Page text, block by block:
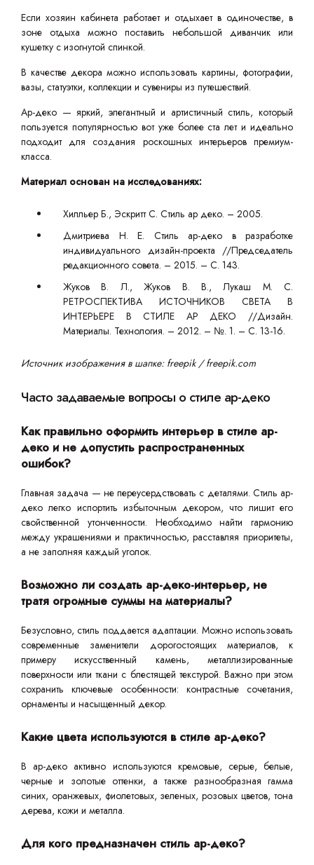
Если хозяин кабинета работает и отдыхает в одиночестве, в
зоне отдыха можно поставить небольшой диванчик или
кушетку с изогнутой спинкой.
В качестве декора можно использовать картины, фотографии,
вазы, статуэтки, коллекции и сувениры из путешествий.
Ар-деко — яркий, элегантный и артистичный стиль, который
пользуется популярностью вот уже более ста лет и идеально
подходит для создания роскошных интерьеров премиум-
класса.
Материал основан на исследованиях:
Хилльер Б., Эскритт С. Стиль ар деко. – 2005.
Дмитриева Н. Е. Стиль ар-деко в разработке
индивидуального дизайн-проекта //Председатель
редакционного совета. – 2015. – С. 143.
Жуков В. Л., Жуков В. В., Лукаш М. С.
РЕТРОСПЕКТИВА ИСТОЧНИКОВ СВЕТА В
ИНТЕРЬЕРЕ В СТИЛЕ АР ДЕКО //Дизайн.
Материалы. Технология. – 2012. – №. 1. – С. 13-16.
Источник изображения в шапке: freepik / freepik.com
Часто задаваемые вопросы о стиле ар-деко
Как правильно оформить интерьер в стиле ар-
деко и не допустить распространенных
ошибок?
Главная задача — не переусердствовать с деталями. Стиль ар-
деко легко испортить избыточным декором, что лишит его
свойственной утонченности. Необходимо найти гармонию
между украшениями и практичностью, расставляя приоритеты,
а не заполняя каждый уголок.
Возможно ли создать ар-деко-интерьер, не
тратя огромные суммы на материалы?
Безусловно, стиль поддается адаптации. Можно использовать
современные заменители дорогостоящих материалов, к
примеру искусственный камень, металлизированные
поверхности или ткани с блестящей текстурой. Важно при этом
сохранить ключевые особенности: контрастные сочетания,
орнаменты и насыщенный декор.
Какие цвета используются в стиле ар-деко?
В ар-деко активно используются кремовые, серые, белые,
черные и золотые оттенки, а также разнообразная гамма
синих, оранжевых, фиолетовых, зеленых, розовых цветов, тона
дерева, кожи и металла.
Для кого предназначен стиль ар-деко?